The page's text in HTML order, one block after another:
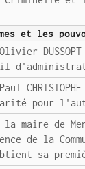
et les
pour
maire de
de la
sa